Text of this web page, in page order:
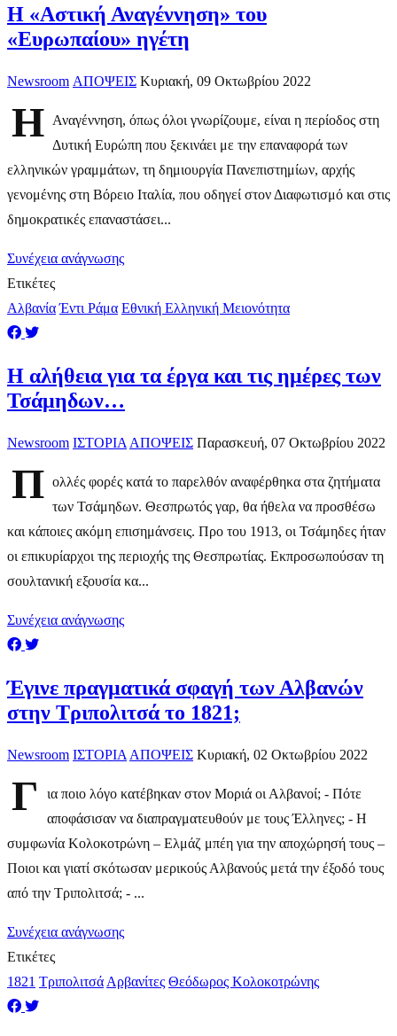
​Η «Αστική Αναγέννηση» του
«Ευρωπαίου» ηγέτη
Newsroom ΑΠΟΨΕΙΣ Κυριακή, 09 Οκτωβρίου 2022
Η
Αναγέννηση, όπως όλοι γνωρίζουμε, είναι η περίοδος στη
Δυτική Ευρώπη που ξεκινάει με την επαναφορά των
ελληνικών γραμμάτων, τη δημιουργία Πανεπιστημίων, αρχής
γενομένης στη Βόρειο Ιταλία, που οδηγεί στον Διαφωτισμό και στις
δημοκρατικές επαναστάσει...
Συνέχεια ανάγνωσης
Ετικέτες
Αλβανία Έντι Ράμα Εθνική Ελληνική Μειονότητα
Η αλήθεια για τα έργα και τις ημέρες των
Τσάμηδων…
Newsroom ΙΣΤΟΡΙΑ ΑΠΟΨΕΙΣ Παρασκευή, 07 Οκτωβρίου 2022
Π ολλές φορές κατά το παρελθόν αναφέρθηκα στα ζητήματα
των Τσάμηδων. Θεσπρωτός γαρ, θα ήθελα να προσθέσω
και κάποιες ακόμη επισημάνσεις. Προ του 1913, οι Τσάμηδες ήταν
οι επικυρίαρχοι της περιοχής της Θεσπρωτίας. Εκπροσωπούσαν τη
σουλτανική εξουσία κα...
Συνέχεια ανάγνωσης
​Έγινε πραγματικά σφαγή των Αλβανών
στην Τριπολιτσά το 1821;
Newsroom ΙΣΤΟΡΙΑ ΑΠΟΨΕΙΣ Κυριακή, 02 Οκτωβρίου 2022
Γ
ια ποιο λόγο κατέβηκαν στον Μοριά οι Αλβανοί; - Πότε
αποφάσισαν να διαπραγματευθούν με τους Έλληνες; - Η
συμφωνία Κολοκοτρώνη – Ελμάζ μπέη για την αποχώρησή τους –
Ποιοι και γιατί σκότωσαν μερικούς Αλβανούς μετά την έξοδό τους
από την Τριπολιτσά; - ...
Συνέχεια ανάγνωσης
Ετικέτες
1821 Τριπολιτσά Αρβανίτες Θεόδωρος Κολοκοτρώνης